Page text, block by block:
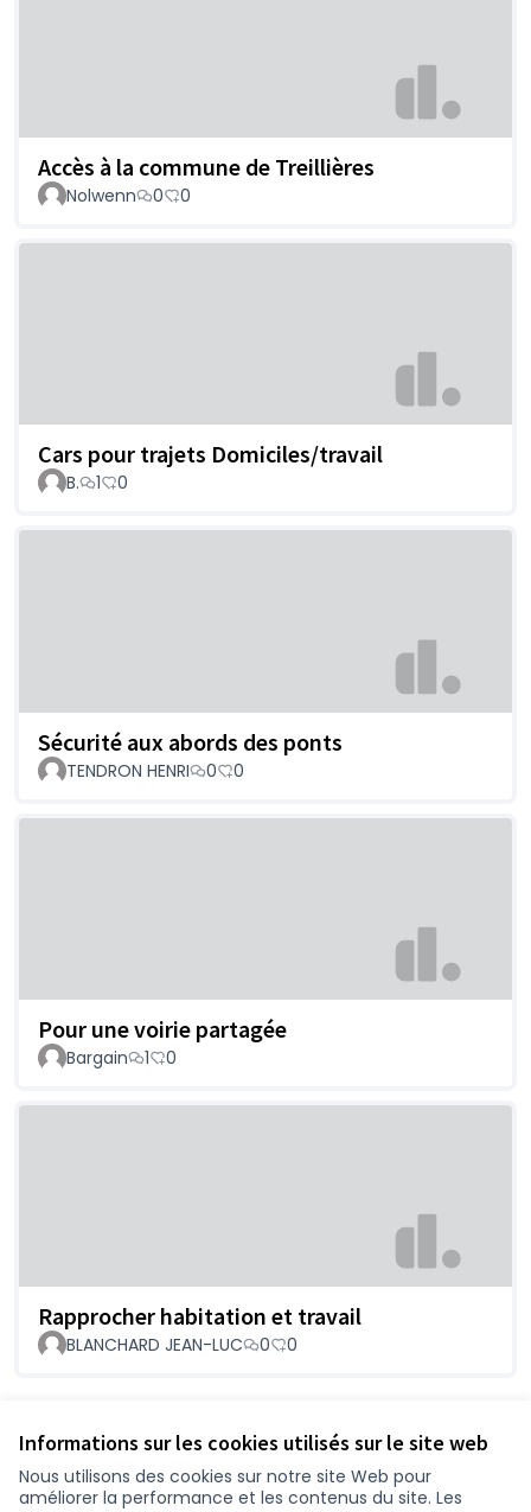
Informations sur les cookies utilisés sur le site web
Nous utilisons des cookies sur notre site Web pour
améliorer la performance et les contenus du site. Les
Accès à la commune de Treillières
Nolwenn 0 0
Cars pour trajets Domiciles/travail
B. 1 0
Sécurité aux abords des ponts
TENDRON HENRI 0 0
Pour une voirie partagée
Bargain 1 0
Rapprocher habitation et travail
BLANCHARD JEAN-LUC 0 0
Conditions d'utilisation